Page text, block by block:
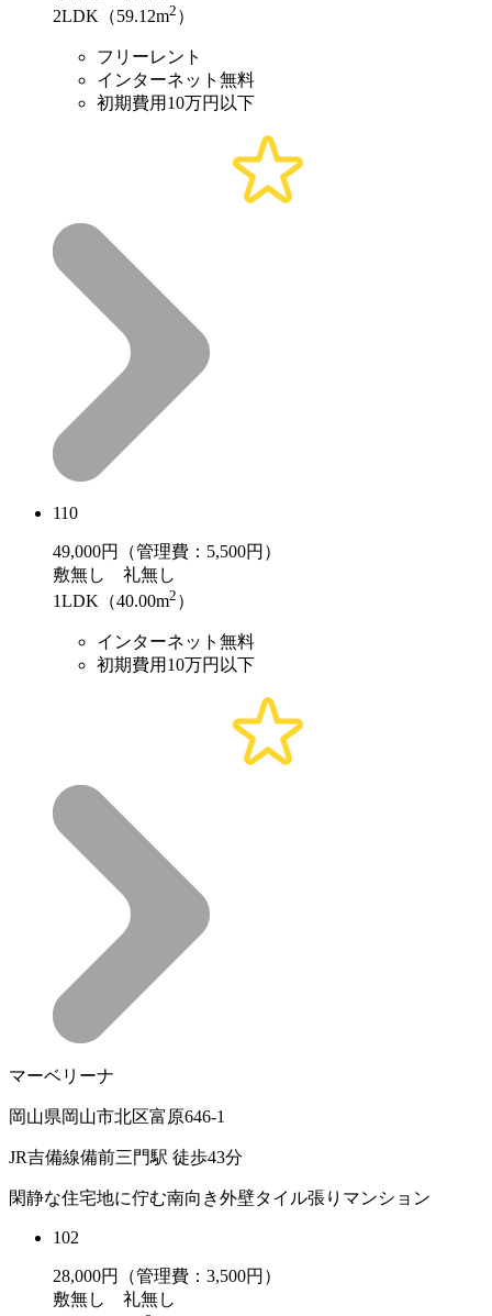
2LDK（59.12m2 ）
フリーレント
インターネット無料
初期費用10万円以下
110
49,000円（管理費：5,500円）
敷無し 礼無し
1LDK（40.00m2 ）
インターネット無料
初期費用10万円以下
マーベリーナ
岡山県岡山市北区富原646-1
JR吉備線備前三門駅 徒歩43分
閑静な住宅地に佇む南向き外壁タイル張りマンション
102
28,000円（管理費：3,500円）
敷無し 礼無し